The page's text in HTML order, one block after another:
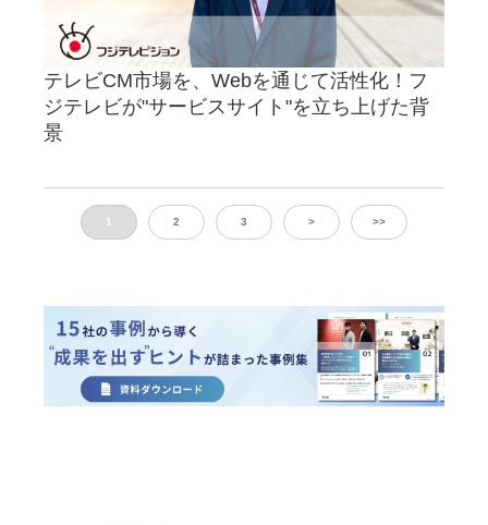
テレビCM市場を、Webを通じて活性化！フ
ジテレビが"サービスサイト"を立ち上げた背
景
1 2 3 > >>